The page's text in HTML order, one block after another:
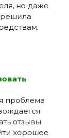
но даже
решила
проблема
отзывы
хорошее